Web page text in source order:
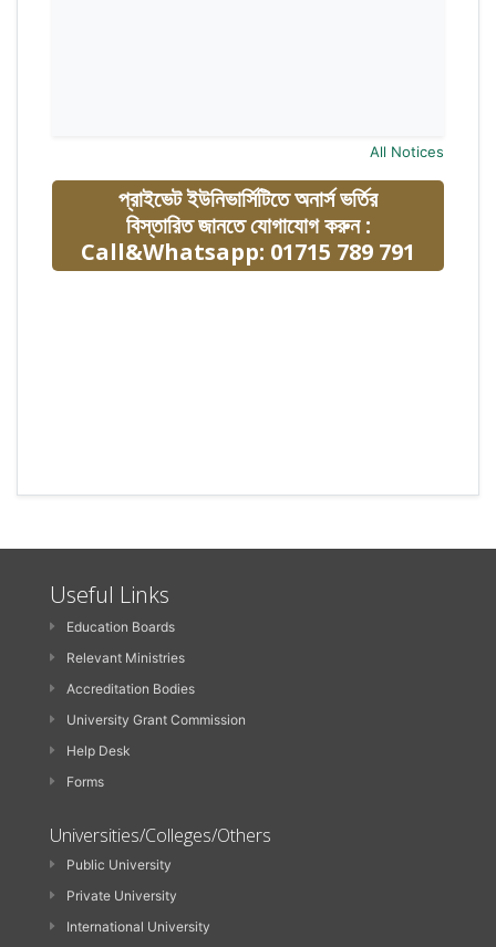
All Notices
প্রাইভেট ইউনিভার্সিটিতে অনার্স ভর্তির
বিস্তারিত জানতে যোগাযোগ করুন :
Call&Whatsapp: 01715 789 791
Useful Links
Education Boards
Relevant Ministries
Accreditation Bodies
University Grant Commission
Help Desk
Forms
Universities/Colleges/Others
Public University
Private University
International University